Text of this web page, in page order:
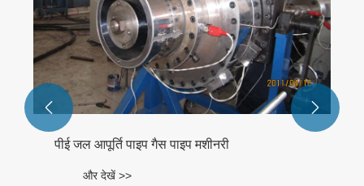
पीई जल आपूर्ति पाइप गैस पाइप मशीनरी
और देखें >>
 